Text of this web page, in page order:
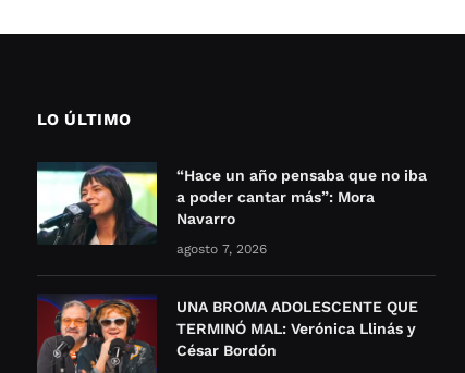
LO ÚLTIMO
“Hace un año pensaba que no iba
a poder cantar más”: Mora
Navarro
agosto 7, 2026
UNA BROMA ADOLESCENTE QUE
TERMINÓ MAL: Verónica Llinás y
César Bordón